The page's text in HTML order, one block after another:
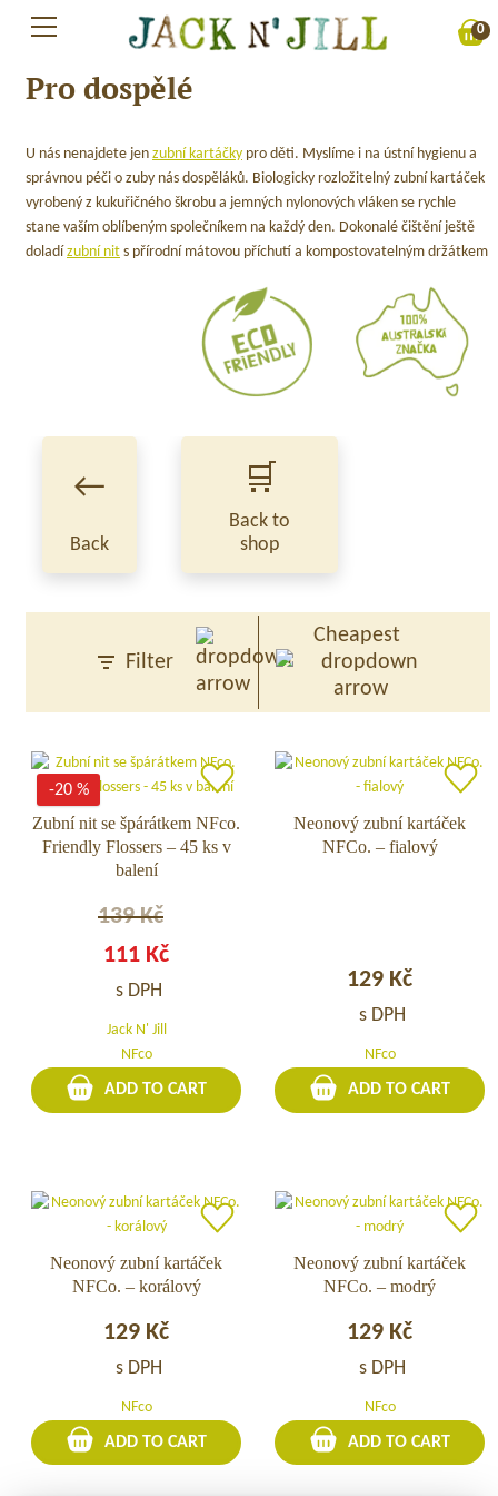
Skip
0
Pro dospělé
U nás nenajdete jen zubní kartáčky pro děti. Myslíme i na ústní hygienu a
správnou péči o zuby nás dospěláků. Biologicky rozložitelný zubní kartáček
vyrobený z kukuřičného škrobu a jemných nylonových vláken se rychle
stane vaším oblíbeným společníkem na každý den. Dokonalé čištění ještě
doladí zubní nit s přírodní mátovou příchutí a kompostovatelným držátkem
←
Back
🛒
Back to
shop
Filter
Cheapest
Zubní
nit
se
NFco.
Friendly
–
v
balení
Zubní nit se špárátkem NFco.
Friendly Flossers – 45 ks v
balení
-20 %
139Kč
Původní
byla:
139 Kč.
111 Kč
Aktuální
je:
111 Kč.
s DPH
Jack N' Jill
NFco
ADD TO CART
Neonový
zubní
Neonový zubní kartáček
NFCo. – fialový
129 Kč
s DPH
NFco
ADD TO CART
Neonový
zubní
NFCo.
–
Neonový zubní kartáček
NFCo. – korálový
129 Kč
s DPH
NFco
ADD TO CART
Neonový
zubní
NFCo.
–
Neonový zubní kartáček
NFCo. – modrý
129 Kč
s DPH
NFco
ADD TO CART